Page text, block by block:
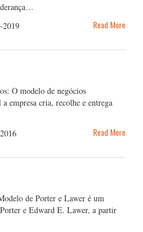
2019 Read More
O modelo de negócios
empresa cria, recolhe e entrega
Read More
de Porter e Lawer é um
e Edward E. Lawer, a partir